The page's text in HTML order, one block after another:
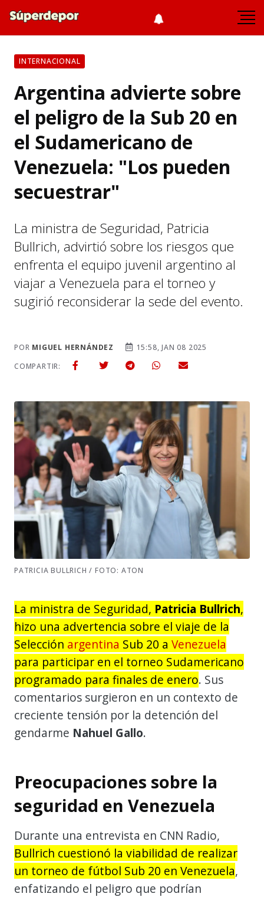
INTERNACIONAL
Argentina advierte sobre
el peligro de la Sub 20 en
el Sudamericano de
Venezuela: "Los pueden
secuestrar"
La ministra de Seguridad, Patricia
Bullrich, advirtió sobre los riesgos que
enfrenta el equipo juvenil argentino al
viajar a Venezuela para el torneo y
sugirió reconsiderar la sede del evento.
POR MIGUEL HERNÁNDEZ
15:58, JAN 08 2025
COMPARTIR:
PATRICIA BULLRICH / FOTO: ATON
La ministra de Seguridad, Patricia Bullrich,
hizo una advertencia sobre el viaje de la
Selección argentina Sub 20 a Venezuela
para participar en el torneo Sudamericano
programado para finales de enero. Sus
comentarios surgieron en un contexto de
creciente tensión por la detención del
gendarme Nahuel Gallo.
Preocupaciones sobre la
seguridad en Venezuela
Durante una entrevista en CNN Radio,
Bullrich cuestionó la viabilidad de realizar
un torneo de fútbol Sub 20 en Venezuela,
enfatizando el peligro que podrían